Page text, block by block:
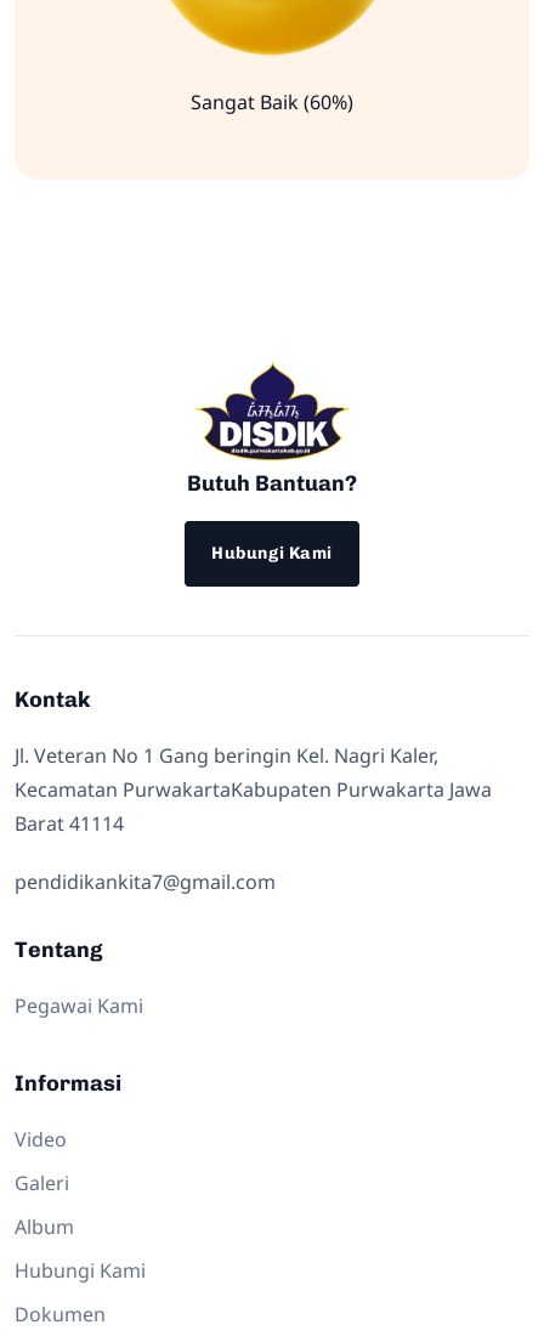
Sangat Baik (60%)
Butuh Bantuan?
Hubungi Kami
Kontak
Jl. Veteran No 1 Gang beringin Kel. Nagri Kaler,
Kecamatan PurwakartaKabupaten Purwakarta Jawa
Barat 41114
pendidikankita7@gmail.com
Tentang
Pegawai Kami
Informasi
Video
Galeri
Album
Hubungi Kami
Dokumen